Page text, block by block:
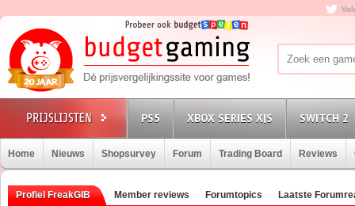
PS5 XBOX SERIES X|S SWITCH 2
Home Nieuws Shopsurvey Forum Trading Board Reviews
Profiel FreakGIB Member reviews Forumtopics Laatste